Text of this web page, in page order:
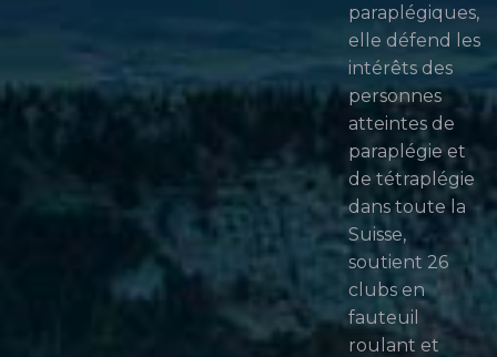
paraplégiques,
elle défend les
intérêts des
personnes
atteintes de
paraplégie et
de tétraplégie
dans toute la
Suisse,
soutient 26
clubs en
fauteuil
roulant et